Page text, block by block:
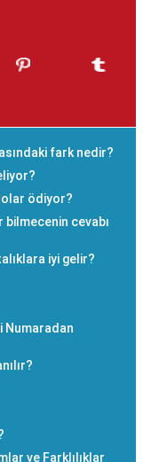
fark nedir?
ödiyor?
bilmecenin cevabı
iyi gelir?
Numaradan
ve Farklılıklar